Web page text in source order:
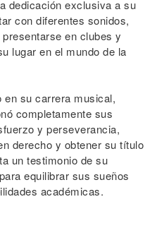
dedicación exclusiva a su
con diferentes sonidos,
en clubes y
lugar en el mundo de la
en su carrera musical,
completamente sus
y perseverancia,
derecho y obtener su título
un testimonio de su
equilibrar sus sueños
académicas.